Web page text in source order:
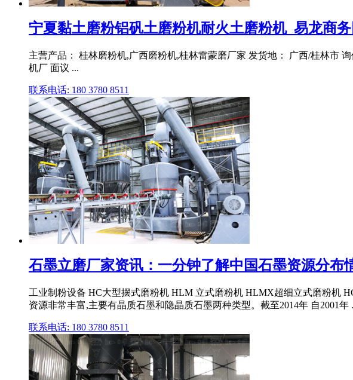
宁夏黏土磨粉铝矾土磨粉机耐火土磨粉机_易龙商务
主营产品： 桂林磨粉机,广西磨粉机,桂林雷蒙磨厂家 发货地： 广西/桂林市
机厂 面议 ...
联系电话: 180 3780 8511
石墨立磨厂家资讯：一分钟了解中国石墨资源分布
工业制粉设备 HC大型摆式磨粉机 HLM 立式磨粉机 HLMX超细立式磨粉机
资源非常丰富,主要有晶质石墨和隐晶质石墨两种类型。截至2014年 自2001年
联系电话: 180 3780 8511